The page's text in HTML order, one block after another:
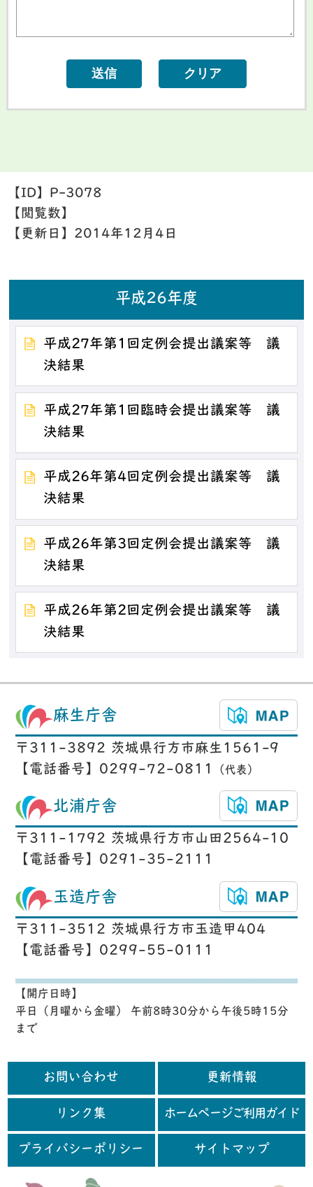
【ID】 P-3078
【閲覧数】
【更新日】 2014年12月4日
平成26年度
平成27年第1回定例会提出議案等 議
決結果
平成27年第1回臨時会提出議案等 議
決結果
平成26年第4回定例会提出議案等 議
決結果
平成26年第3回定例会提出議案等 議
決結果
平成26年第2回定例会提出議案等 議
決結果
麻生庁舎
〒311-3892 茨城県行方市麻生1561-9
【電話番号】0299-72-0811
（代表）
北浦庁舎
〒311-1792 茨城県行方市山田2564-10
【電話番号】0291-35-2111
玉造庁舎
〒311-3512 茨城県行方市玉造甲404
【電話番号】0299-55-0111
【開庁日時】
平日（月曜から金曜） 午前8時30分から午後5時15分
まで
お問い合わせ 更新情報
リンク集 ホームページご利用ガイド
プライバシーポリシー サイトマップ